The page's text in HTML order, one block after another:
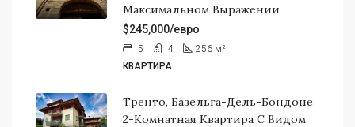
Максимальном Выражении
$245,000/евро
5 4 256 м²
КВАРТИРА
Тренто, Базельга-Дель-Бондоне
2-Комнатная Квартира С Видом